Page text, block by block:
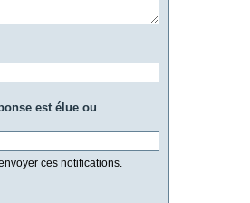
est élue ou
ces notifications.